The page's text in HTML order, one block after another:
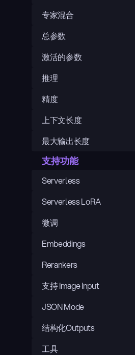
专家混合
总参数
激活的参数
推理
精度
上下文长度
最大输出长度
支持功能
Serverless
Serverless LoRA
微调
Embeddings
Rerankers
支持 Image Input
JSON Mode
结构化Outputs
工具